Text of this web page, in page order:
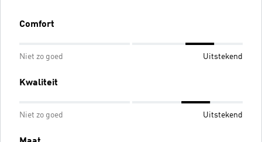
Comfort
Niet zo goed Uitstekend
Kwaliteit
Niet zo goed Uitstekend